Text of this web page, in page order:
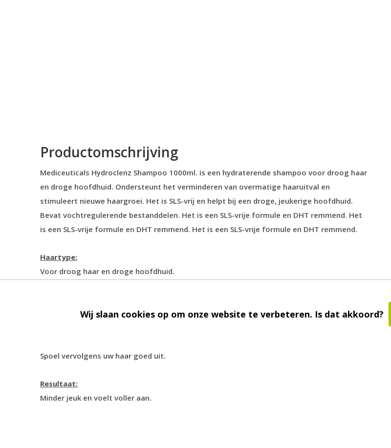
Productomschrijving
Mediceuticals Hydroclenz Shampoo 1000ml. is een hydraterende shampoo voor droog haar
en droge hoofdhuid. Ondersteunt het verminderen van overmatige haaruitval en
stimuleert nieuwe haargroei. Het is SLS-vrij en helpt bij een droge, jeukerige hoofdhuid.
Bevat vochtregulerende bestanddelen. Het is een SLS-vrije formule en DHT remmend. Het
is een SLS-vrije formule en DHT remmend. Het is een SLS-vrije formule en DHT remmend.
Haartype:
Voor droog haar en droge hoofdhuid.
Wij adviseren u om uw haar tweemaal te wassen. De eerste keer reinigt de shampoo uw
Spoel vervolgens uw haar goed uit.
Resultaat:
Minder jeuk en voelt voller aan.
Wij slaan cookies op om onze website te verbeteren. Is dat akkoord?